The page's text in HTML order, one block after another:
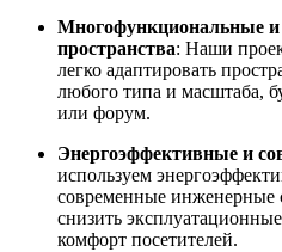
Многофункциональные
пространства: Наши
легко адаптировать
любого типа и масштаба,
или форум.
Энергоэффективные и
используем
современные инженерные
снизить
комфорт посетителей.